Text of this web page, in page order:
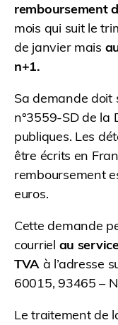
remboursement
mois qui suit le
de janvier mais
n+1.
Sa demande doit
n°3559-SD de la
publiques. Les
être écrits en
remboursement
euros.
Cette demande
courriel au
TVA à l’adresse
60015, 93465 –
Le traitement de